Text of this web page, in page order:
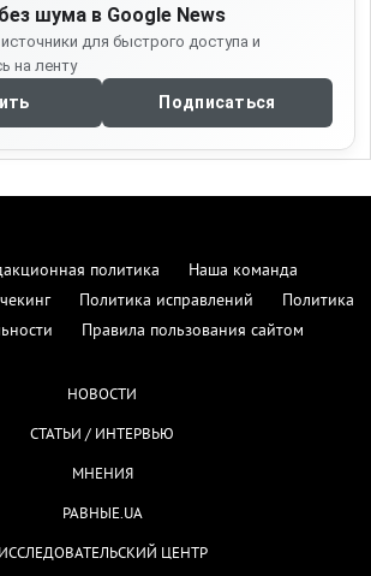
шума в Google News
для быстрого доступа и
на ленту
Подписаться
политика
Наша команда
Политика исправлений
Политика
Правила пользования сайтом
НОВОСТИ
СТАТЬИ / ИНТЕРВЬЮ
МНЕНИЯ
РАВНЫЕ.UA
ИССЛЕДОВАТЕЛЬСКИЙ ЦЕНТР